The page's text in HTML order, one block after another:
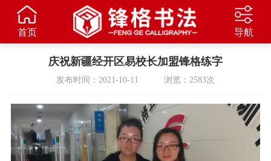
首页 导航
庆祝新疆经开区易校长加盟锋格练字
发布时间：2021-10-11 浏览：2583次